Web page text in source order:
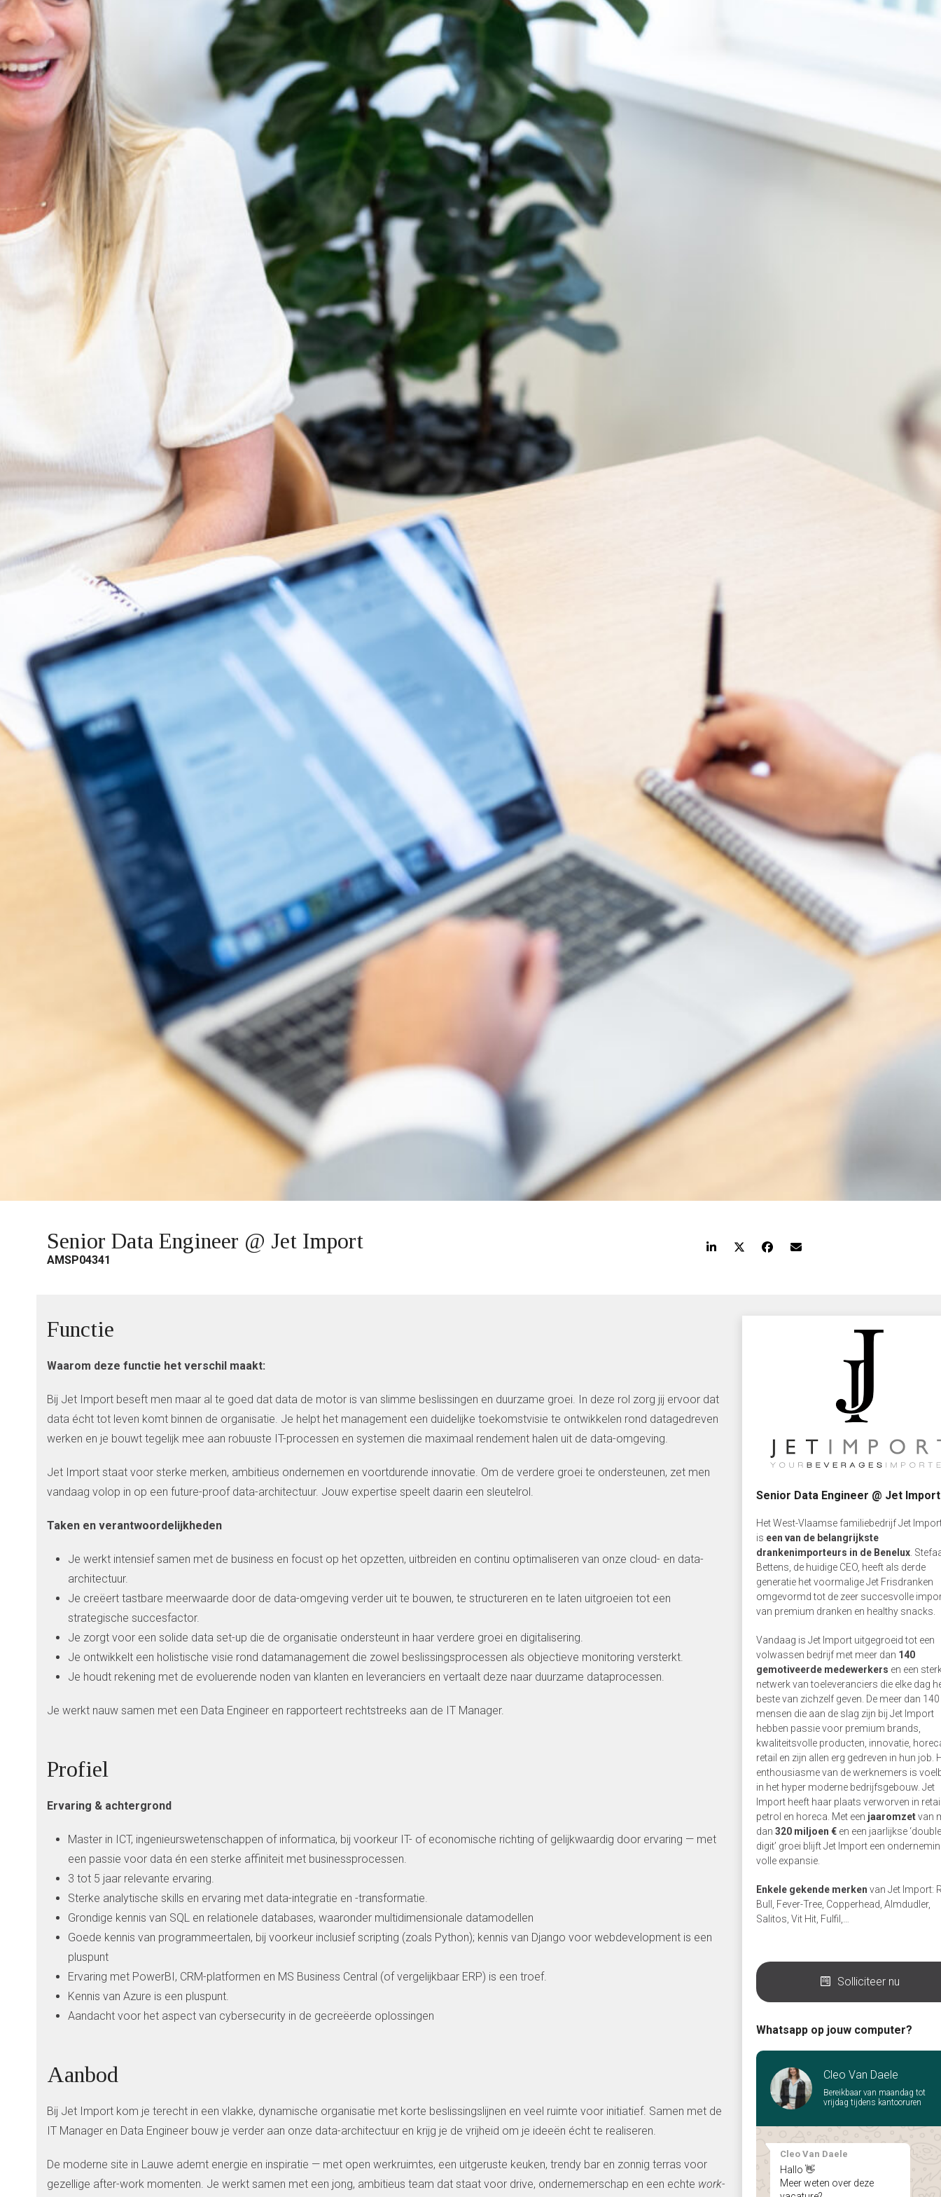
Senior Data Engineer @ Jet Import
AMSP04341
Functie
Waarom deze functie het verschil maakt:
Bij Jet Import beseft men maar al te goed dat data de motor is van slimme beslissingen en duurzame groei. In deze rol zorg jij ervoor dat
data écht tot leven komt binnen de organisatie. Je helpt het management een duidelijke toekomstvisie te ontwikkelen rond datagedreven
werken en je bouwt tegelijk mee aan robuuste IT-processen en systemen die maximaal rendement halen uit de data-omgeving.
Jet Import staat voor sterke merken, ambitieus ondernemen en voortdurende innovatie. Om de verdere groei te ondersteunen, zet men
vandaag volop in op een future-proof data-architectuur. Jouw expertise speelt daarin een sleutelrol.
Taken en verantwoordelijkheden
Je werkt intensief samen met de business en focust op het opzetten, uitbreiden en continu optimaliseren van onze cloud- en data-
architectuur.
Je creëert tastbare meerwaarde door de data-omgeving verder uit te bouwen, te structureren en te laten uitgroeien tot een
strategische succesfactor.
Je zorgt voor een solide data set-up die de organisatie ondersteunt in haar verdere groei en digitalisering.
Je ontwikkelt een holistische visie rond datamanagement die zowel beslissingsprocessen als objectieve monitoring versterkt.
Je houdt rekening met de evoluerende noden van klanten en leveranciers en vertaalt deze naar duurzame dataprocessen.
Je werkt nauw samen met een Data Engineer en rapporteert rechtstreeks aan de IT Manager.
Profiel
Ervaring & achtergrond
Master in ICT, ingenieurswetenschappen of informatica, bij voorkeur IT- of economische richting of gelijkwaardig door ervaring — met
een passie voor data én een sterke affiniteit met businessprocessen.
3 tot 5 jaar relevante ervaring.
Sterke analytische skills en ervaring met data-integratie en -transformatie.
Grondige kennis van SQL en relationele databases, waaronder multidimensionale datamodellen
Goede kennis van programmeertalen, bij voorkeur inclusief scripting (zoals Python); kennis van Django voor webdevelopment is een
pluspunt
Ervaring met PowerBI, CRM-platformen en MS Business Central (of vergelijkbaar ERP) is een troef.
Kennis van Azure is een pluspunt.
Aandacht voor het aspect van cybersecurity in de gecreëerde oplossingen
Aanbod
Bij Jet Import kom je terecht in een vlakke, dynamische organisatie met korte beslissingslijnen en veel ruimte voor initiatief. Samen met de
IT Manager en Data Engineer bouw je verder aan onze data-architectuur en krijg je de vrijheid om je ideeën écht te realiseren.
De moderne site in Lauwe ademt energie en inspiratie — met open werkruimtes, een uitgeruste keuken, trendy bar en zonnig terras voor
gezellige after-work momenten. Je werkt samen met een jong, ambitieus team dat staat voor drive, ondernemerschap en een echte work-
Senior Data Engineer @ Jet Import
Het West-Vlaamse familiebedrijf Jet
is een van de belangrijkste
drankenimporteurs in de Benelux .
Bettens, de huidige CEO, heeft als derde
generatie het voormalige Jet Frisdranken
omgevormd tot de zeer succesvolle
van premium dranken en healthy snacks.
Vandaag is Jet Import uitgegroeid tot een
volwassen bedrijf met meer dan 140
gemotiveerde medewerkers en een
netwerk van toeleveranciers die elke dag
beste van zichzelf geven. De meer dan 140
mensen die aan de slag zijn bij Jet Import
hebben passie voor premium brands,
kwaliteitsvolle producten, innovatie,
retail en zijn allen erg gedreven in hun job.
enthousiasme van de werknemers is
in het hyper moderne bedrijfsgebouw. Jet
Import heeft haar plaats verworven in
petrol en horeca. Met een jaaromzetvan
dan320 miljoen € en een jaarlijkse
digit’ groei blijft Jet Import een
volle expansie.
Enkele gekende merken van Jet Import:
Bull, Fever-Tree, Copperhead, Almdudler,
Salitos, Vit Hit, Fulfil,…
Solliciteer nu
Whatsapp op jouw computer?
Cleo Van Daele
Bereikbaar van maandag tot
vrijdag tijdens kantooruren
Cleo Van Daele
Hallo 👋
Meer weten over deze